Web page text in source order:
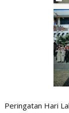
Peringatan Hari